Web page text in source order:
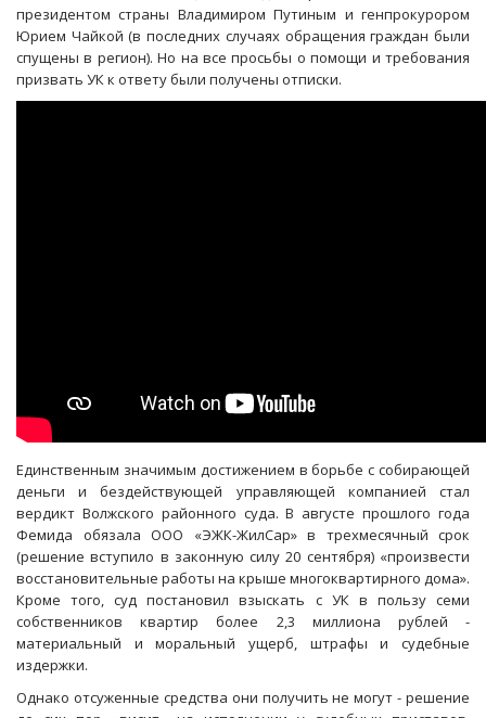
президентом страны Владимиром Путиным и генпрокурором
Юрием Чайкой (в последних случаях обращения граждан были
спущены в регион). Но на все просьбы о помощи и требования
призвать УК к ответу были получены отписки.
Единственным значимым достижением в борьбе с собирающей
деньги и бездействующей управляющей компанией стал
вердикт Волжского районного суда. В августе прошлого года
Фемида обязала ООО «ЭЖК-ЖилСар» в трехмесячный срок
(решение вступило в законную силу 20 сентября) «произвести
восстановительные работы на крыше многоквартирного дома».
Кроме того, суд постановил взыскать с УК в пользу семи
собственников квартир более 2,3 миллиона рублей -
материальный и моральный ущерб, штрафы и судебные
издержки.
Однако отсуженные средства они получить не могут - решение